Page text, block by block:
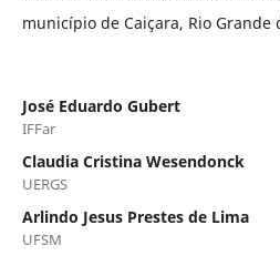
município de Caiçara, Rio Grande
José Eduardo Gubert
IFFar
Claudia Cristina Wesendonck
UERGS
Arlindo Jesus Prestes de Lima
UFSM